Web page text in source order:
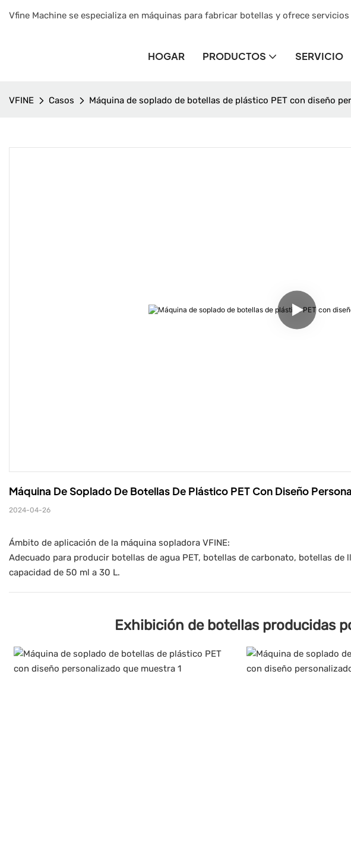
Vfine Machine se especializa en máquinas para fabricar botellas y ofrece
HOGAR PRODUCTOS SERVICIO
VFINE Casos Máquina de soplado de botellas de plástico PET con diseño
Máquina De Soplado De Botellas De Plástico PET Con Diseño
2024-04-26
Ámbito de aplicación de la máquina sopladora VFINE:
Adecuado para producir botellas de agua PET, botellas de carbonato, botellas
capacidad de 50 ml a 30 L.
Exhibición de botellas producidas